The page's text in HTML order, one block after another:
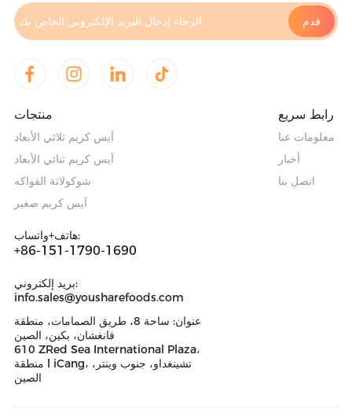
منتجات
آيس كريم ثلاثي الأبعاد
آيس كريم ثنائي الأبعاد
شوكولاتة الفواكه
آيس كريم صغير
رابط سريع
معلومات عنا
أخبار
اتصل بنا
هاتف+واتساب:
+86-151-1790-1690
بريد إلكتروني:
info.sales@yousharefoods.com
عنوان: ساحة 8، طريق الصمامات، منطقة
فانغشان، بكين، الصين
610 ZRed Sea International Plaza،
منطقة l iCang، تشينغداو، جنوب وينتر،
الصين